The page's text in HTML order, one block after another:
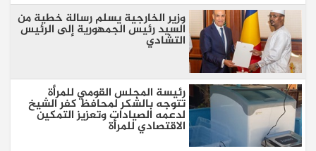
وزير الخارجية يسلم رسالة خطية من
السيد رئيس الجمهورية إلى الرئيس
التشادي
رئيسة المجلس القومي للمرأة
تتوجه بالشكر لمحافظ كفر الشيخ
لدعمه الصيادات وتعزيز التمكين
الاقتصادي للمرأة